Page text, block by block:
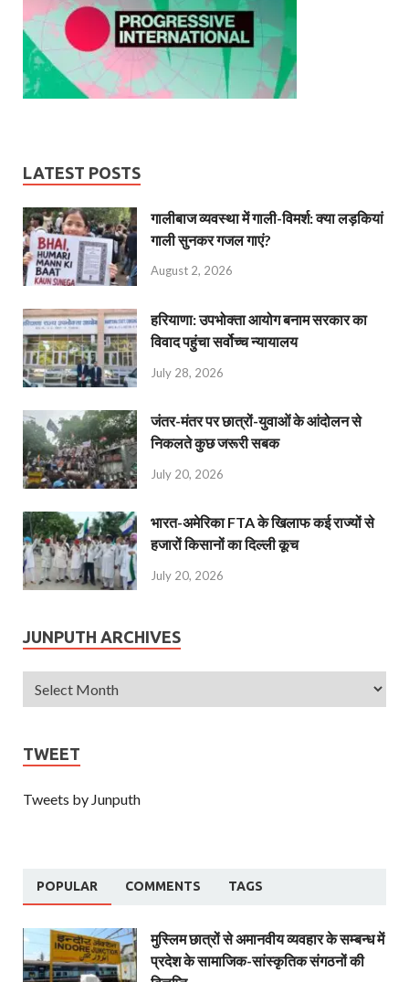
LATEST POSTS
गालीबाज व्‍यवस्‍था में गाली-विमर्श: क्या लड़कियां
गाली सुनकर गजल गाएं?
August 2, 2026
हरियाणा: उपभोक्ता आयोग बनाम सरकार का
विवाद पहुंचा सर्वोच्च न्यायालय
July 28, 2026
जंतर-मंतर पर छात्रों-युवाओं के आंदोलन से
निकलते कुछ जरूरी सबक
July 20, 2026
भारत-अमेरिका FTA के खिलाफ कई राज्यों से
हजारों किसानों का दिल्ली कूच
July 20, 2026
JUNPUTH ARCHIVES
TWEET
Tweets by Junputh
POPULAR COMMENTS TAGS
मुस्लिम छात्रों से अमानवीय व्यवहार के सम्बन्ध में
प्रदेश के सामाजिक-सांस्कृतिक संगठनों की